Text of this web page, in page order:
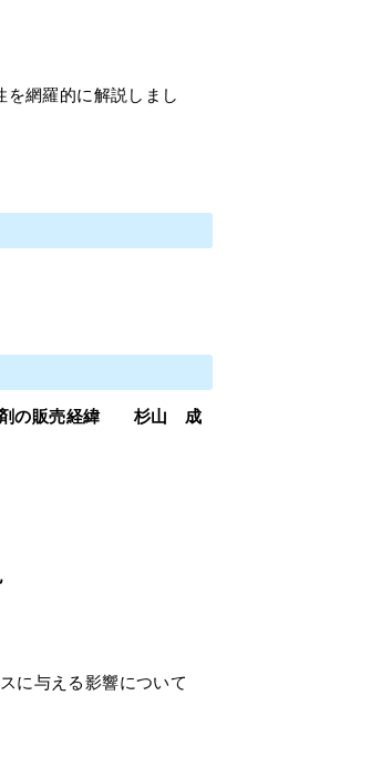
網羅的に解説しまし
製剤の販売経緯 杉山 成
に与える影響について